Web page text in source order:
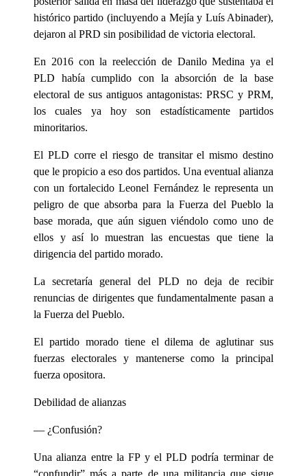
histórico partido (incluyendo a Mejía y Luís Abinader),
dejaron al PRD sin posibilidad de victoria electoral.
En 2016 con la reelección de Danilo Medina ya el
PLD había cumplido con la absorción de la base
electoral de sus antiguos antagonistas: PRSC y PRM,
los cuales ya hoy son estadísticamente partidos
minoritarios.
El PLD corre el riesgo de transitar el mismo destino
que le propicio a eso dos partidos. Una eventual alianza
con un fortalecido Leonel Fernández le representa un
peligro de que absorba para la Fuerza del Pueblo la
base morada, que aún siguen viéndolo como uno de
ellos y así lo muestran las encuestas que tiene la
dirigencia del partido morado.
La secretaría general del PLD no deja de recibir
renuncias de dirigentes que fundamentalmente pasan a
la Fuerza del Pueblo.
El partido morado tiene el dilema de aglutinar sus
fuerzas electorales y mantenerse como la principal
fuerza opositora.
Debilidad de alianzas
— ¿Confusión?
Una alianza entre la FP y el PLD podría terminar de
“confundir” más a parte de una militancia que sigue